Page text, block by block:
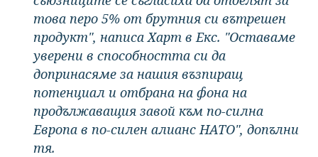
това перо 5% от брутния си вътрешен
продукт", написа Харт в Екс. "Оставаме
уверени в способността си да
допринасяме за нашия възпиращ
потенциал и отбрана на фона на
продължаващия завой към по-силна
Европа в по-силен алианс НАТО", допълни
тя.